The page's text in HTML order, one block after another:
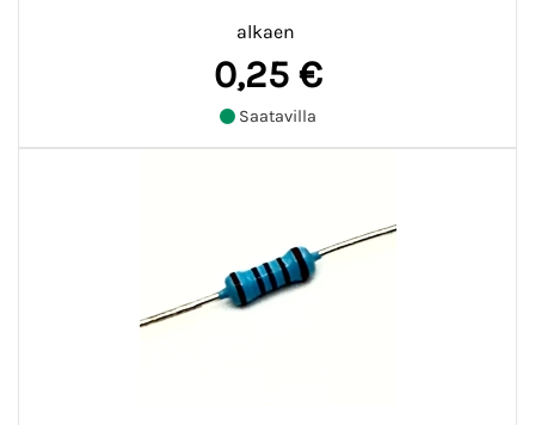
alkaen
0,25 €
Saatavilla